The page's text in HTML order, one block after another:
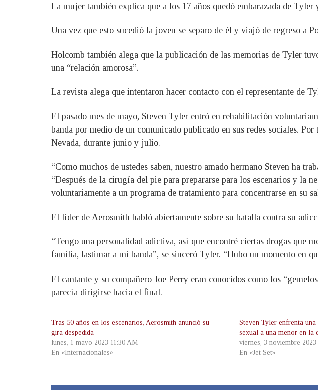
La mujer también explica que a los 17 años quedó embarazada de
Una vez que esto sucedió la joven se separo de él y viajó de regreso a
Holcomb también alega que la publicación de las memorias de Tyler
una “relación amorosa”.
La revista alega que intentaron hacer contacto con el representante de
El pasado mes de mayo, Steven Tyler entró en rehabilitación
banda por medio de un comunicado publicado en sus redes sociales.
Nevada, durante junio y julio.
“Como muchos de ustedes saben, nuestro amado hermano Steven ha
“Después de la cirugía del pie para prepararse para los escenarios y la
voluntariamente a un programa de tratamiento para concentrarse en su
El líder de Aerosmith habló abiertamente sobre su batalla contra su
“Tengo una personalidad adictiva, así que encontré ciertas drogas que
familia, lastimar a mi banda”, se sinceró Tyler. “Hubo un momento en
El cantante y su compañero Joe Perry eran conocidos como los
parecía dirigirse hacia el final.
Tras 50 años en los escenarios, Aerosmith anunció su
gira despedida
lunes, 1 mayo 2023 11:30 AM
En «Internacionales»
Steven Tyler enfrenta
sexual a una menor en la
viernes, 3 noviembre
En «Jet Set»